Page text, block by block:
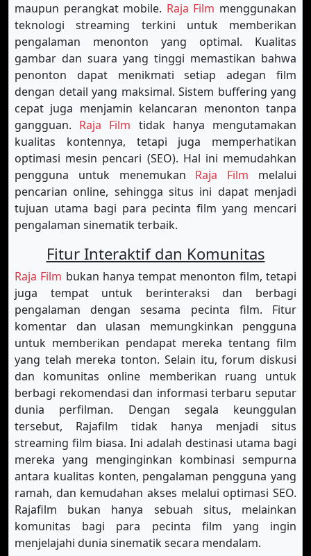
maupun perangkat mobile. Raja Film menggunakan
teknologi streaming terkini untuk memberikan
pengalaman menonton yang optimal. Kualitas
gambar dan suara yang tinggi memastikan bahwa
penonton dapat menikmati setiap adegan film
dengan detail yang maksimal. Sistem buffering yang
cepat juga menjamin kelancaran menonton tanpa
gangguan. Raja Film tidak hanya mengutamakan
kualitas kontennya, tetapi juga memperhatikan
optimasi mesin pencari (SEO). Hal ini memudahkan
pengguna untuk menemukan Raja Film melalui
pencarian online, sehingga situs ini dapat menjadi
tujuan utama bagi para pecinta film yang mencari
pengalaman sinematik terbaik.
Fitur Interaktif dan Komunitas
Raja Film bukan hanya tempat menonton film, tetapi
juga tempat untuk berinteraksi dan berbagi
pengalaman dengan sesama pecinta film. Fitur
komentar dan ulasan memungkinkan pengguna
untuk memberikan pendapat mereka tentang film
yang telah mereka tonton. Selain itu, forum diskusi
dan komunitas online memberikan ruang untuk
berbagi rekomendasi dan informasi terbaru seputar
dunia perfilman. Dengan segala keunggulan
tersebut, Rajafilm tidak hanya menjadi situs
streaming film biasa. Ini adalah destinasi utama bagi
mereka yang menginginkan kombinasi sempurna
antara kualitas konten, pengalaman pengguna yang
ramah, dan kemudahan akses melalui optimasi SEO.
Rajafilm bukan hanya sebuah situs, melainkan
komunitas bagi para pecinta film yang ingin
menjelajahi dunia sinematik secara mendalam.